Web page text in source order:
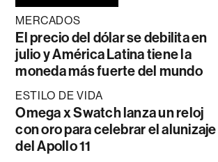
MERCADOS
El precio del dólar se debilita en
julio y América Latina tiene la
moneda más fuerte del mundo
ESTILO DE VIDA
Omega x Swatch lanza un reloj
con oro para celebrar el alunizaje
del Apollo 11